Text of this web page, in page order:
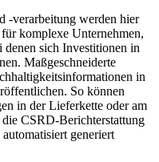
-verarbeitung werden hier
komplexe Unternehmen,
denen sich Investitionen in
Maßgeschneiderte
in
So können
in der Lieferkette oder am
CSRD-Berichterstattung
generiert